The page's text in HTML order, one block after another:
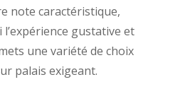
note caractéristique,
gustative et
une variété de choix
palais exigeant.